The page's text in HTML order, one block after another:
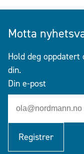
Motta
Hold deg
din.
Din e-post
Registrer